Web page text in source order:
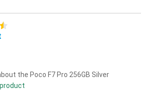
the Poco F7 Pro 256GB Silver